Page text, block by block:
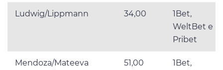
Ludwig/Lippmann 34,00
1Bet,
WeltBet e
Pribet
Mendoza/Mateeva 51,00
1Bet,